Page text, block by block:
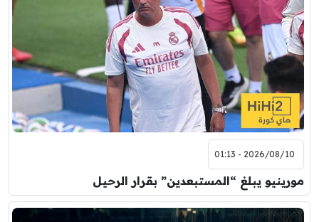
2026/08/10 - 01:13
مورينيو يبلغ “المستبعدين” بقرار الرحيل